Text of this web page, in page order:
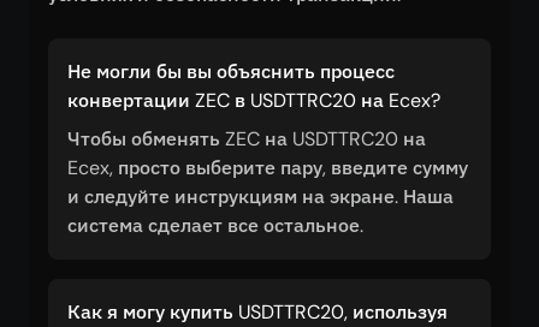
Не могли бы вы объяснить процесс
конвертации ZEC в USDTTRC20 на Ecex?
Чтобы обменять ZEC на USDTTRC20 на
Ecex, просто выберите пару, введите сумму
и следуйте инструкциям на экране. Наша
система сделает все остальное.
Как я могу купить USDTTRC20, используя